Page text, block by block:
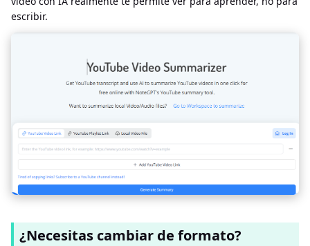
escribir.
¿Necesitas cambiar de formato?